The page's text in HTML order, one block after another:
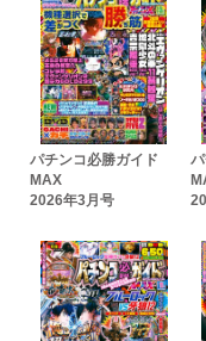
パチンコ必勝ガイド
MAX
2026年3月号